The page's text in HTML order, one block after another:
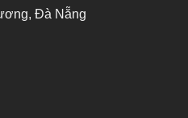
Đà Nẵng